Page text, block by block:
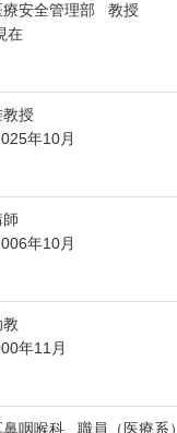
安全管理部 教授
在
授
年10月
年10月
年11月
咽喉科 職員（医療系）